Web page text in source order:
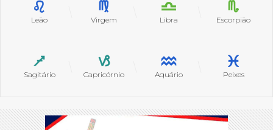
Leão Virgem Libra Escorpião
Sagitário Capricórnio Aquário Peixes